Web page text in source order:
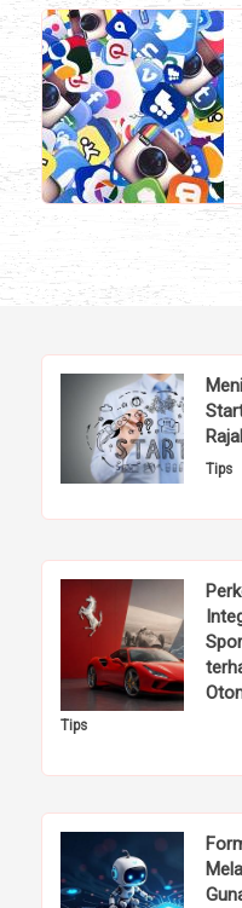
Tips
Tips